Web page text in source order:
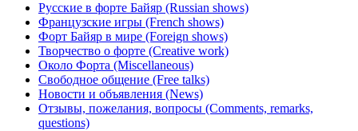
Русские в форте Байяр (Russian shows)
Французские игры (French shows)
Форт Байяр в мире (Foreign shows)
Творчество о форте (Creative work)
Около Форта (Miscellaneous)
Свободное общение (Free talks)
Новости и объявления (News)
Отзывы, пожелания, вопросы (Comments, remarks,
questions)